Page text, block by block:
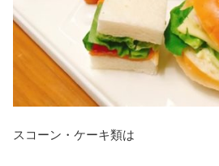
スコーン・ケーキ類は